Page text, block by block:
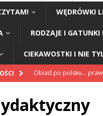
WĘDRÓWKI
RODZAJE I GATUNKI
CIEKAWOSTKI I NIE
Obiad po polsku…
„Kompania 1114”